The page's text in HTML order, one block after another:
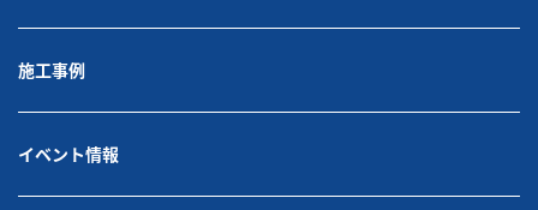
施工事例
イベント情報